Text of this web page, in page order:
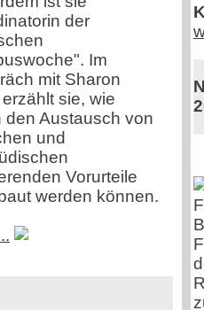
der
Im
mit Sharon
sie, wie
den Austausch von
und
Vorurteile
werden können.